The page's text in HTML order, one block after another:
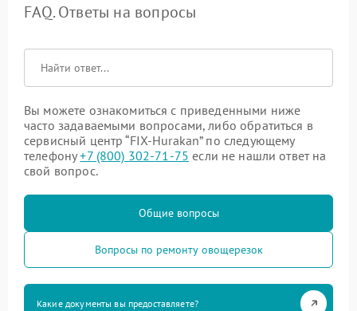
FAQ. Ответы на вопросы
Вы можете ознакомиться с приведенными ниже
часто задаваемыми вопросами, либо обратиться в
сервисный центр “FIX-Hurakan” по следующему
телефону+7 (800) 302-71-75 если не нашли ответ на
свой вопрос.
Общие вопросы
Вопросы по ремонту овощерезок
Какие документы вы предоставляете?